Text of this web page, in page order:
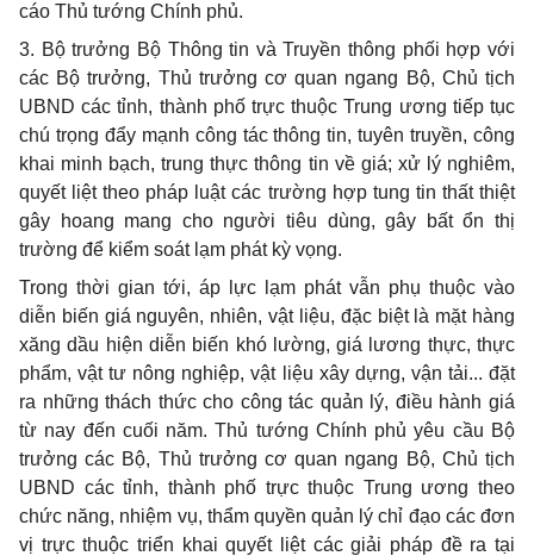
cáo Thủ tướng Chính phủ.
3. Bộ trưởng Bộ Thông tin và Truyền thông phối hợp với
các Bộ trưởng, Thủ trưởng cơ quan ngang Bộ, Chủ tịch
UBND các tỉnh, thành phố trực thuộc Trung ương tiếp tục
chú trọng đẩy mạnh công tác thông tin, tuyên truyền, công
khai minh bạch, trung thực thông tin về giá; xử lý nghiêm,
quyết liệt theo pháp luật các trường hợp tung tin thất thiệt
gây hoang mang cho người tiêu dùng, gây bất ổn thị
trường để kiểm soát lạm phát kỳ vọng.
Trong thời gian tới, áp lực lạm phát vẫn phụ thuộc vào
diễn biến giá nguyên, nhiên, vật liệu, đặc biệt là mặt hàng
xăng dầu hiện diễn biến khó lường, giá lương thực, thực
phẩm, vậttư nông nghiệp, vật liệu xây dựng, vận tải... đặt
ra những thách thức cho công tác quản lý, điều hành giá
từ nay đến cuối năm. Thủ tướng Chính phủ yêu cầu Bộ
trưởng các Bộ, Thủ trưởng cơ quan ngang Bộ, Chủ tịch
UBND các tỉnh, thành phố trực thuộc Trung ương theo
chức năng, nhiệm vụ, thẩm quyền quản lý chỉ đạo các đơn
vị trực thuộc triển khai quyết liệt các giải pháp đề ra tại